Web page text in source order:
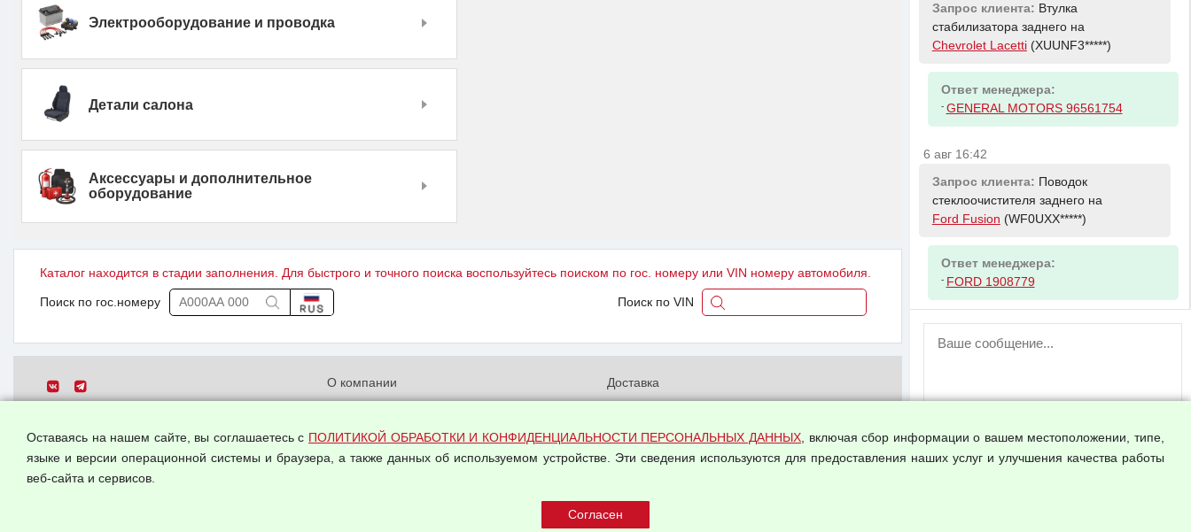
Электрооборудование и проводка
Детали салона
Аксессуары и дополнительное
оборудование
Каталог находится в стадии заполнения. Для быстрого и точного поиска воспользуйтесь поиском по гос. номеру или VIN номеру автомобиля.
Поиск по гос.номеру Поиск по VIN
Все права защищены.
О компании
данных
Доставка
Оплата и возвраты
Арендодателям
Оставаясь на нашем сайте, вы соглашаетесь с ПОЛИТИКОЙ ОБРАБОТКИ И КОНФИДЕНЦИАЛЬНОСТИ ПЕРСОНАЛЬНЫХ ДАННЫХ, включая сбор информации о вашем местоположении, типе,
языке и версии операционной системы и браузера, а также данных об используемом устройстве. Эти сведения используются для предоставления наших услуг и улучшения качества работы
веб-сайта и сервисов.
Запрос клиента: Втулка
стабилизатора заднего на
Chevrolet Lacetti(XUUNF3*****)
Ответ менеджера:
- GENERAL MOTORS 96561754
6 авг 16:42
Запрос клиента: Поводок
стеклоочистителя заднего на
Ford Fusion (WF0UXX*****)
Ответ менеджера:
- FORD 1908779
ВНИМАНИЕ!
пользователей временно отключена!
аккаунт.